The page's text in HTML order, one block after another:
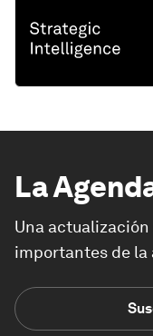
La
Una
importantes de la